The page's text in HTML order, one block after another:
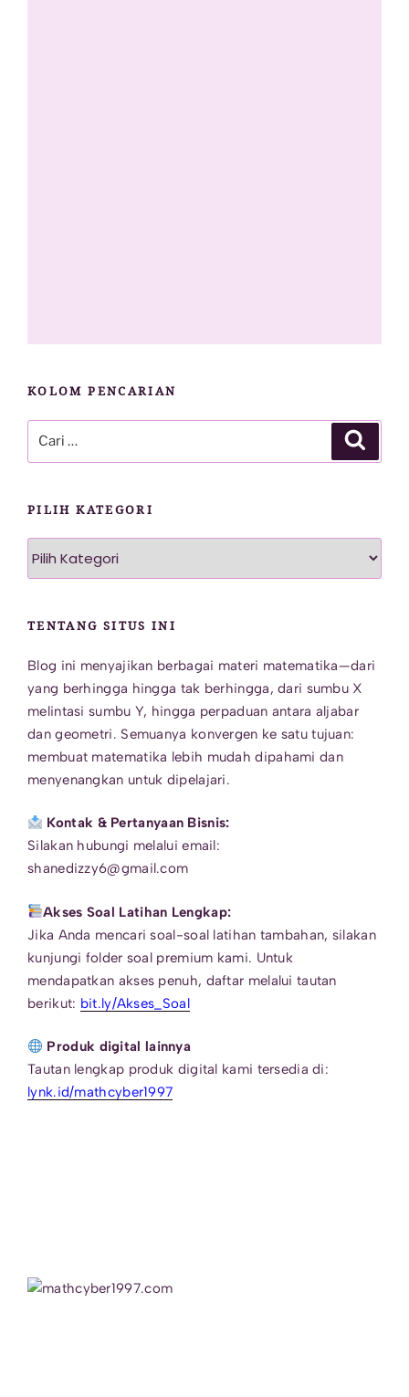
KOLOM PENCARIAN
PILIH KATEGORI
TENTANG SITUS INI
Blog ini menyajikan berbagai materi matematika—dari
yang berhingga hingga tak berhingga, dari sumbu X
melintasi sumbu Y, hingga perpaduan antara aljabar
dan geometri. Semuanya konvergen ke satu tujuan:
membuat matematika lebih mudah dipahami dan
menyenangkan untuk dipelajari.
Kontak & Pertanyaan Bisnis:
Silakan hubungi melalui email:
shanedizzy6@gmail.com
Akses Soal Latihan Lengkap:
Jika Anda mencari soal-soal latihan tambahan, silakan
kunjungi folder soal premium kami. Untuk
mendapatkan akses penuh, daftar melalui tautan
berikut: bit.ly/Akses_Soal
Produk digital lainnya
Tautan lengkap produk digital kami tersedia di:
lynk.id/mathcyber1997